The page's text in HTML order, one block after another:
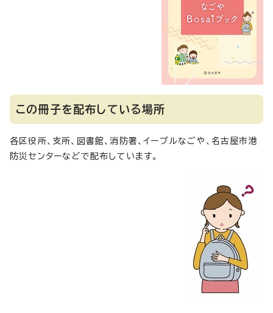
この冊子を配布している場所
各区役所、支所、図書館、消防署、イーブルなごや、名古屋市港
防災センターなどで配布しています。